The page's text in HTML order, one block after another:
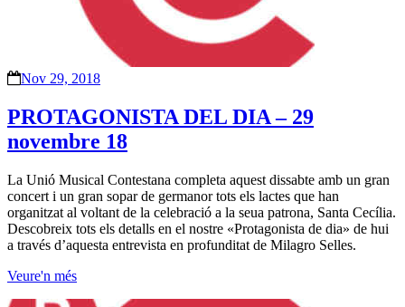
Nov 29, 2018
PROTAGONISTA DEL DIA – 29
novembre 18
La Unió Musical Contestana completa aquest dissabte amb un gran
concert i un gran sopar de germanor tots els lactes que han
organitzat al voltant de la celebració a la seua patrona, Santa Cecília.
Descobreix tots els detalls en el nostre «Protagonista de dia» de hui
a través d’aquesta entrevista en profunditat de Milagro Selles.
Veure'n més